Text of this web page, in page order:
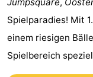
Jumpsquare,
Spielparadies! Mit
einem riesigen
Spielbereich